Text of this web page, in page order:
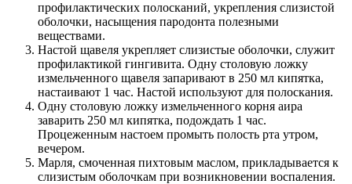
профилактических полосканий, укрепления слизистой
оболочки, насыщения пародонта полезными
веществами.
Настой щавеля укрепляет слизистые оболочки, служит
профилактикой гингивита. Одну столовую ложку
измельченного щавеля запаривают в 250 мл кипятка,
настаивают 1 час. Настой используют для полоскания.
Одну столовую ложку измельченного корня аира
заварить 250 мл кипятка, подождать 1 час.
Процеженным настоем промыть полость рта утром,
вечером.
Марля, смоченная пихтовым маслом, прикладывается к
слизистым оболочкам при возникновении воспаления.